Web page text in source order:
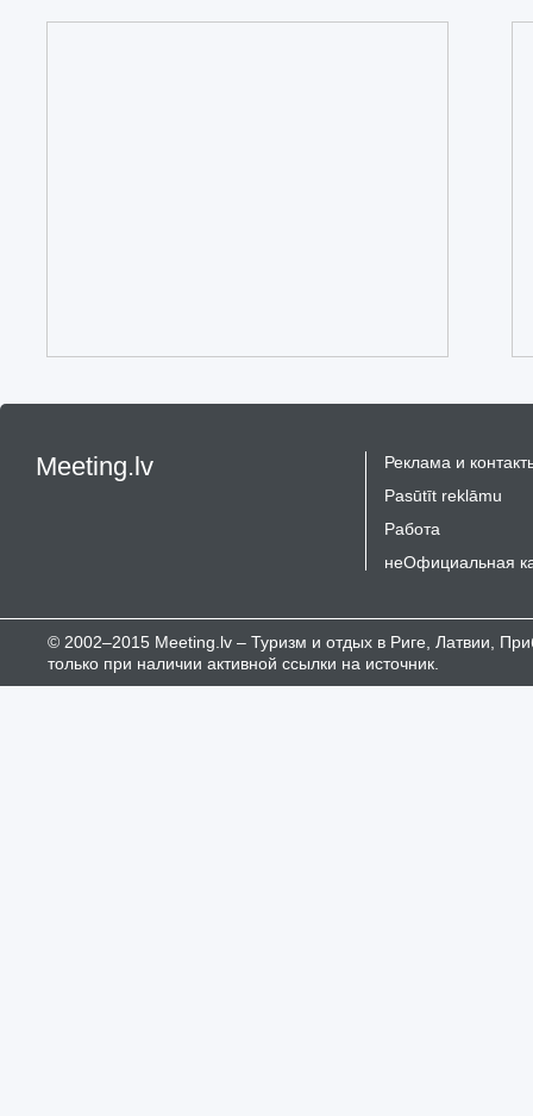
Meeting.lv
Реклама и
Pasūtīt reklāmu
Работа
неОфициальная
© 2002–2015 Meeting.lv – Туризм и отдых в Риге, Латвии,
только при наличии активной ссылки на источник.